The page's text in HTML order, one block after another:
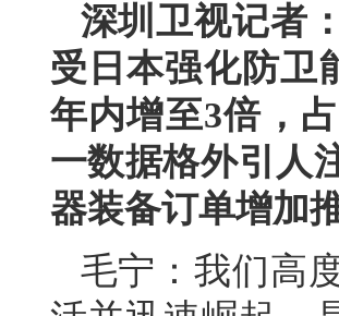
深圳卫视记者
受日本强化防卫
年内增至3倍，
一数据格外引人
器装备订单增加
毛宁：我们高